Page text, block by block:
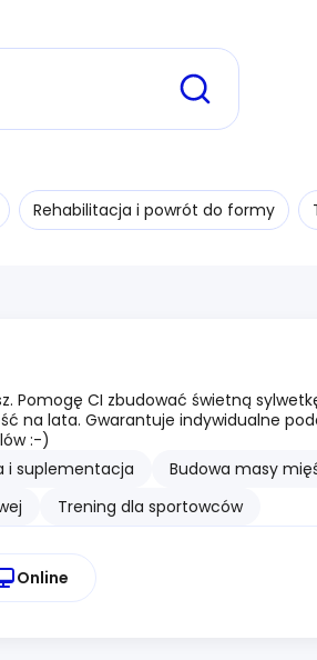
Rehabilitacja i powrót do formy
Pomogę CI zbudować świetną
na lata. Gwarantuje indywidualne
:-)
i suplementacja
Budowa masy
Trening dla sportowców
Online